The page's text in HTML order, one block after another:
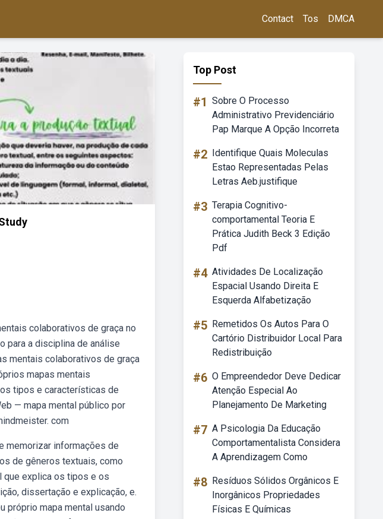
Contact Tos DMCA
colaborativos de graça no
para a disciplina de análise
mentais colaborativos de graça
mapas mentais
tipos e características de
— mapa mental público por
com
memorizar informações de
de gêneros textuais, como
que explica os tipos e os
dissertação e explicação, e.
próprio mapa mental usando
Top Post
#1 Sobre O Processo
Administrativo Previdenciário
Pap Marque A Opção Incorreta
#2 Identifique Quais Moleculas
Estao Representadas Pelas
Letras Aeb.justifique
#3 Terapia Cognitivo-
comportamental Teoria E
Prática Judith Beck 3 Edição
Pdf
#4 Atividades De Localização
Espacial Usando Direita E
Esquerda Alfabetização
#5 Remetidos Os Autos Para O
Cartório Distribuidor Local Para
Redistribuição
#6 O Empreendedor Deve Dedicar
Atenção Especial Ao
Planejamento De Marketing
#7 A Psicologia Da Educação
Comportamentalista Considera
A Aprendizagem Como
#8 Resíduos Sólidos Orgânicos E
Inorgânicos Propriedades
Físicas E Químicas